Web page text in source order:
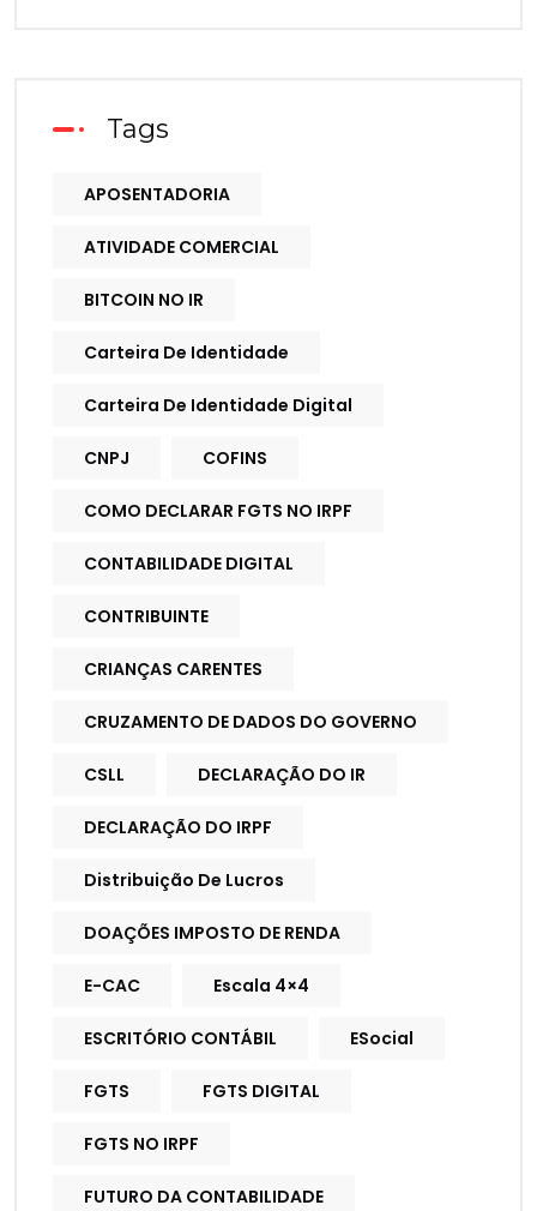
Tags
APOSENTADORIA
ATIVIDADE COMERCIAL
BITCOIN NO IR
Carteira De Identidade
Carteira De Identidade Digital
CNPJ COFINS
COMO DECLARAR FGTS NO IRPF
CONTABILIDADE DIGITAL
CONTRIBUINTE
CRIANÇAS CARENTES
CRUZAMENTO DE DADOS DO GOVERNO
CSLL DECLARAÇÃO DO IR
DECLARAÇÃO DO IRPF
Distribuição De Lucros
DOAÇÕES IMPOSTO DE RENDA
E-CAC Escala 4×4
ESCRITÓRIO CONTÁBIL ESocial
FGTS FGTS DIGITAL
FGTS NO IRPF
FUTURO DA CONTABILIDADE